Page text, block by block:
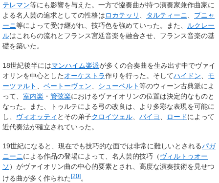
テレマン等にも影響を与えた。一方で協奏曲が持つ演奏家兼作曲家に
よる名人芸の追求としての性格はロカテッリ 、 タルティーニ、 プニャ
ーニ等によって受け継がれ、技巧色を強めていった。また、 ルクレー
ルはこれらの流れとフランス宮廷音楽を融合させ、フランス音楽の基
礎を築いた。
18世紀後半にはマンハイム楽派が多くの合奏曲を生み出す中でヴァイ
オリンを中心としたオーケストラ作りを行った。そしてハイドン
モ
ーツァルト
ベートーヴェン シューベルト等のウィーン古典派によ
って、 室内楽 ・ 管弦楽におけるヴァイオリンの位置は決定的なものと
なった。また、トゥルテによる弓の改良は、より多彩な表現を可能に
し、 ヴィオッティ とその弟子クロイツェル バイヨ ロードによって
近代奏法が確立されていった。
19世紀になると、現在でも技巧的な面では非常に難しいとされるパガ
ニーニによる作品の登場によって、名人芸的技巧（ヴィルトゥオー
ソ ）がヴァイオリン曲の中心的要素とされ、高度な演奏技術を見せつ
ける曲が多く作られた [20]。